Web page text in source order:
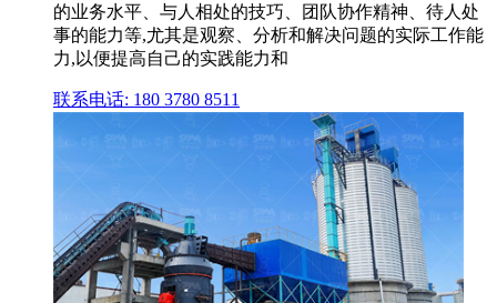
的业务水平、与人相处的技巧、团队协作精神、待人处
事的能力等,尤其是观察、分析和解决问题的实际工作能
力,以便提高自己的实践能力和
联系电话: 180 3780 8511